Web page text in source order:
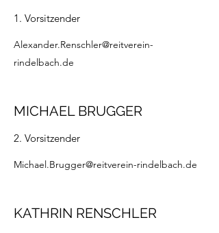
1. Vorsitzender
Alexander.Renschler@reitverein-
rindelbach.de
MICHAEL BRUGGER
2. Vorsitzender
Michael.Brugger@reitverein-rindelbach.de
KATHRIN RENSCHLER